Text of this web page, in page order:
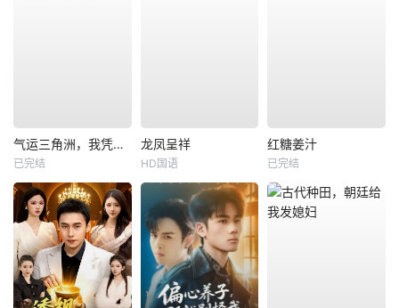
气运三角洲，我凭操作吊打全球
已完结
龙凤呈祥
HD国语
红糖姜汁
已完结